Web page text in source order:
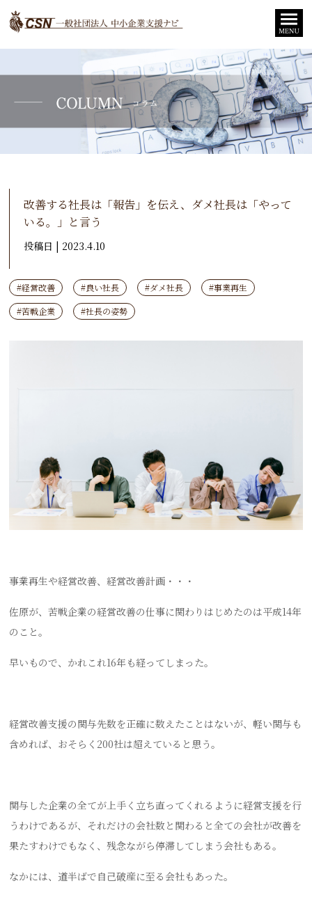
改善する社長は「報告」を伝え、ダメ社長は「やって
いる。」と言う
投稿日 | 2023.4.10
#経営改善 #良い社長 #ダメ社長
#事業再生
#苦戦企業
#社長の姿勢
事業再生や経営改善、経営改善計画・・・
佐原が、苦戦企業の経営改善の仕事に関わりはじめたのは平成14年
のこと。
早いもので、かれこれ16年も経ってしまった。
経営改善支援の関与先数を正確に数えたことはないが、軽い関与も
含めれば、おそらく200社は超えていると思う。
関与した企業の全てが上手く立ち直ってくれるように経営支援を行
うわけであるが、それだけの会社数と関わると全ての会社が改善を
果たすわけでもなく、残念ながら停滞してしまう会社もある。
なかには、道半ばで自己破産に至る会社もあった。